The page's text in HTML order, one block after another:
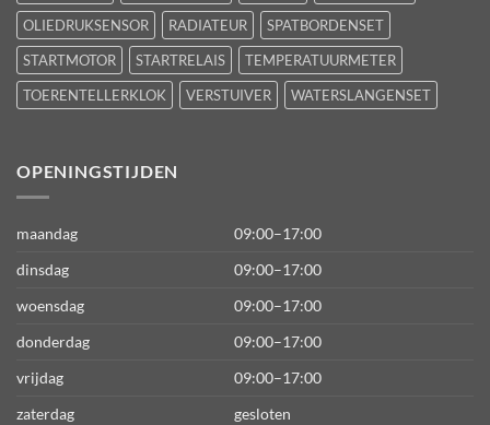
OLIEDRUKSENSOR
RADIATEUR
SPATBORDENSET
STARTMOTOR
STARTRELAIS
TEMPERATUURMETER
TOERENTELLERKLOK
VERSTUIVER WATERSLANGENSET
OPENINGSTIJDEN
maandag
09:00–17:00
dinsdag
09:00–17:00
woensdag
09:00–17:00
donderdag
09:00–17:00
vrijdag
09:00–17:00
zaterdag
gesloten